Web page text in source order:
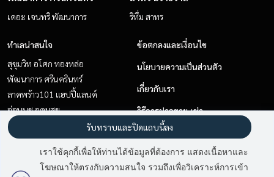
เดอะ เจนทริ พัฒนาการ
ริทึ่ม สาทร
ทำเลน่าสนใจ
สุขุมวิท อโศก ทองหล่อ
พัฒนาการ ศรีนครินทร์
ลาดพร้าว101 แฮปปี้แลนด์
อ่อนนุช อุดมสุข
สาทร นราธิวาส
พัทยา บางแสน ชลบุรี สัตหีบ
สะพานควาย จตุจักร
พระราม 3 สาธุประดิษฐ์
ข้อตกลงและเงื่อนไข
นโยบายความเป็นส่วนตัว
เกี่ยวกับเรา
วิธีการฝากขาย-เช่า
ติดต่อ
เราใช้คุกกี้เพื่อให้ท่านได้ข้อมูลที่ต้องการ แสดงเนื้อหาและ
โฆษณาให้ตรงกับความสนใจ รวมถึงเพื่อวิเคราะห์การเข้า
รับทราบและปิดแถบนี้ลง